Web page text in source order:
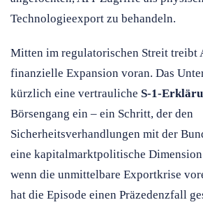
Technologieexport zu behandeln.
Mitten im regulatorischen Streit treibt
finanzielle Expansion voran. Das
kürzlich eine vertrauliche S-1-
Börsengang ein – ein Schritt, der den
Sicherheitsverhandlungen mit der
eine kapitalmarktpolitische
wenn die unmittelbare Exportkrise
hat die Episode einen Präzedenzfall